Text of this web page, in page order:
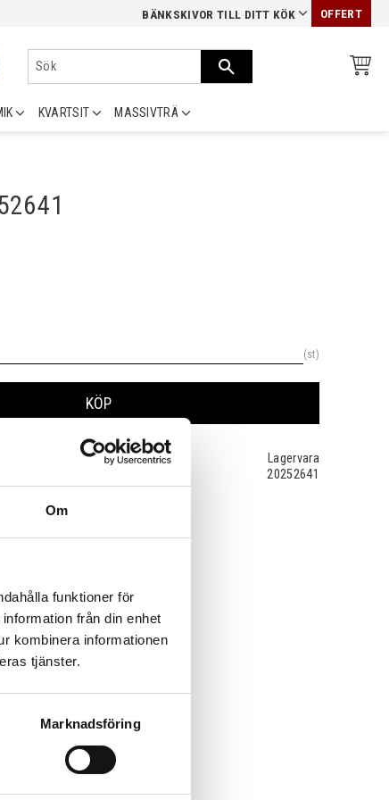
Om
funktioner för
från din enhet
kombinera informationen
tjänster.
Marknadsföring
BÄNKSKIVOR TILL DITT KÖK OFFERT
KVARTSIT MASSIVTRÄ
st
KÖP
Lagervara
20252641